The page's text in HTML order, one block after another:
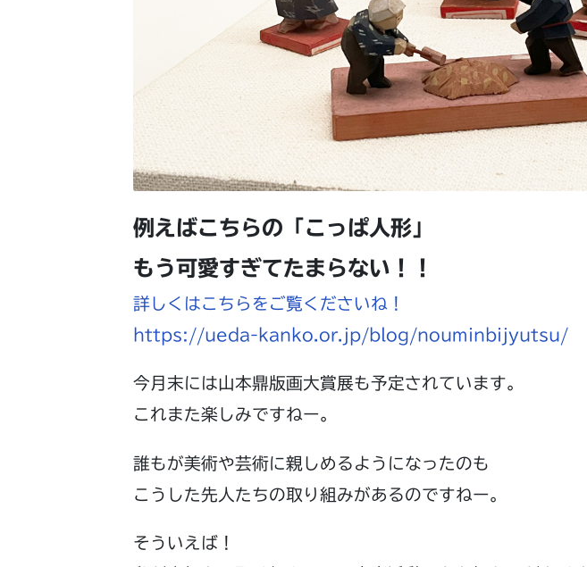
例えばこちらの「こっぱ人形」
もう可愛すぎてたまらない！！
詳しくはこちらをご覧くださいね！
https://ueda-kanko.or.jp/blog/nouminbijyutsu/
今月末には山本鼎版画大賞展も予定されています。
これまた楽しみですねー。
誰もが美術や芸術に親しめるようになったのも
こうした先人たちの取り組みがあるのですねー。
そういえば！